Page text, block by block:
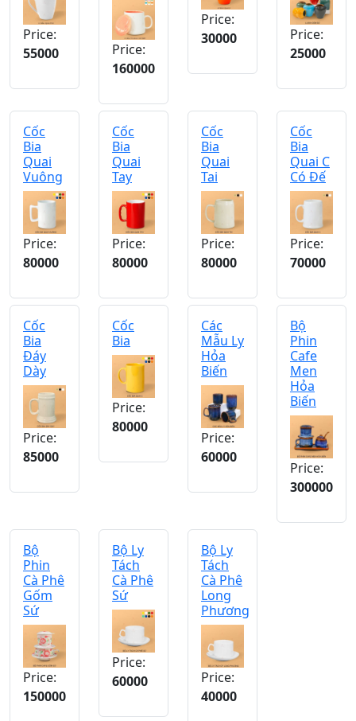
Price:
55000
Price:
160000
Price:
30000
Price:
25000
Cốc
Bia
Quai
Vuông
Price:
80000
Cốc
Bia
Quai
Tay
Price:
80000
Cốc
Bia
Quai
Tai
Price:
80000
Cốc
Bia
Quai C
Có Đế
Price:
70000
Cốc
Bia
Đáy
Dày
Price:
85000
Cốc
Bia
Price:
80000
Các
Mẫu Ly
Hỏa
Biến
Price:
60000
Bộ
Phin
Cafe
Men
Hỏa
Biến
Price:
300000
Bộ
Phin
Cà Phê
Gốm
Sứ
Price:
150000
Bộ Ly
Tách
Cà Phê
Sứ
Price:
60000
Bộ Ly
Tách
Cà Phê
Long
Phương
Price:
40000